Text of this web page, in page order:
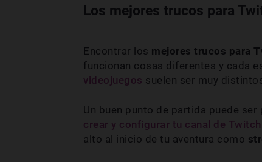
Los mejores trucos para
Encontrar los mejores trucos para
funcionan cosas diferentes y cada
videojuegos suelen ser muy
Un buen punto de partida puede
crear y configurar tu canal de Twitch
alto al inicio de tu aventura como